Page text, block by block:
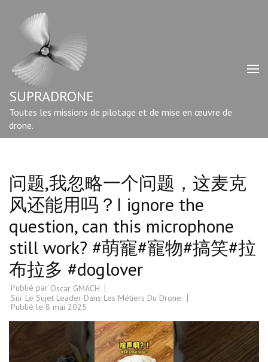
contenu
Entrée)
SUPRADRONE
Toutes les missions de pilotage et de mise en œuvre de
drone.
问题,我忽略一个问题，这麦克
风还能用吗？I ignore the
question, can this microphone
still work? #萌寵#寵物#搞笑#拉
布拉多 #doglover
Publié par Oscar GMACH
Sur Le Sujet Leader Dans Les Métiers Du Drone:
Publié le 8 mai 2025